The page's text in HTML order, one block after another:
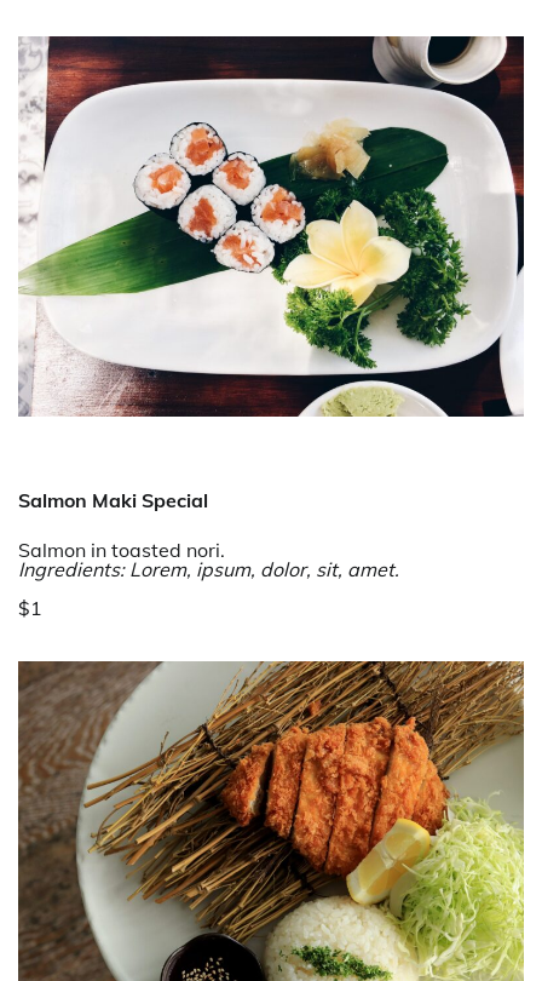
Salmon Maki Special
Salmon in toasted nori.
Ingredients: Lorem, ipsum, dolor, sit, amet.
$1